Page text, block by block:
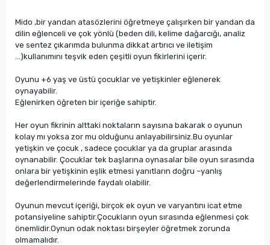
Mido ,bir yandan atasözlerini öğretmeye çalışırken bir yandan da
dilin eğlenceli ve çok yönlü (beden dili, kelime dağarcığı, analiz
ve sentez çıkarımda bulunma dikkat artırıcı ve iletişim
…)kullanımını teşvik eden çeşitli oyun fikirlerini içerir.
Oyunu +6 yaş ve üstü çocuklar ve yetişkinler eğlenerek
oynayabilir.
Eğlenirken öğreten bir içeriğe sahiptir.
Her oyun fikrinin alttaki noktaların sayısına bakarak o oyunun
kolay mı yoksa zor mu olduğunu anlayabilirsiniz.Bu oyunlar
yetişkin ve çocuk , sadece çocuklar ya da gruplar arasında
oynanabilir. Çocuklar tek başlarına oynasalar bile oyun sırasında
onlara bir yetişkinin eşlik etmesi yanıtların doğru –yanlış
değerlendirmelerinde faydalı olabilir.
Oyunun mevcut içeriği, birçok ek oyun ve varyantını icat etme
potansiyeline sahiptir.Çocukların oyun sırasında eğlenmesi çok
önemlidir.Oynun odak noktası birşeyler öğretmek zorunda
olmamalıdır.